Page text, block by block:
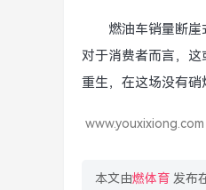
燃油车销量断崖
对于消费者而言，
重生，在这场没有硝
www.youxixiong.com
本文由燃体育 发布